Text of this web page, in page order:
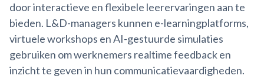
door interactieve en flexibele leerervaringen aan te
bieden. L&D-managers kunnen e-learningplatforms,
virtuele workshops en AI-gestuurde simulaties
gebruiken om werknemers realtime feedback en
inzicht te geven in hun communicatievaardigheden.